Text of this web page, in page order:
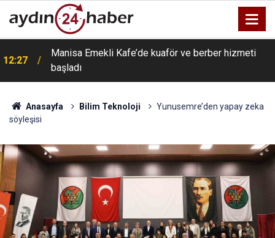
12:27
Manisa Emekli Kafe’de kuaför ve berber hizmeti
başladı
Anasayfa Bilim Teknoloji
Yunusemre’den yapay zeka
söyleşisi